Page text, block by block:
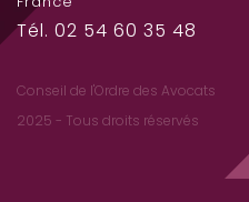
Tél. 02 54 60 35 48
Conseil de l'Ordre des Avocats
2025 - Tous droits réservés